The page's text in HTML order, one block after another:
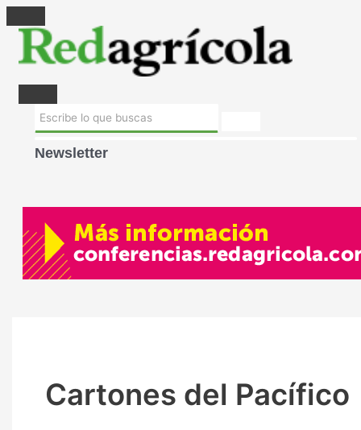
Newsletter
Cartones del Pacífico